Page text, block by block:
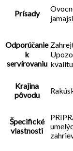
Prísady
Odporúčanie
k
servírovaniu
Krajina
pôvodu
Špecifické
vlastnosti